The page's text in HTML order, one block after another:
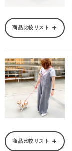
商品比較リスト
商品比較リスト